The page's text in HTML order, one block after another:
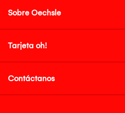
Sobre Oechsle
Tarjeta oh!
Contáctanos